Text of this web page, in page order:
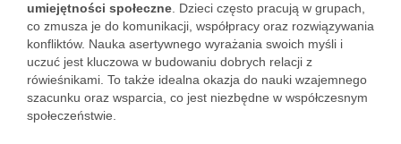
umiejętności społeczne . Dzieci często pracują w grupach,
co zmusza je do komunikacji, współpracy oraz rozwiązywania
konfliktów. Nauka asertywnego wyrażania swoich myśli i
uczuć jest kluczowa w budowaniu dobrych relacji z
rówieśnikami. To także idealna okazja do nauki wzajemnego
szacunku oraz wsparcia, co jest niezbędne w współczesnym
społeczeństwie.